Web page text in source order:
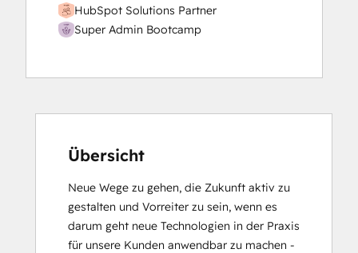
HubSpot Solutions Partner
Super Admin Bootcamp
Übersicht
Neue Wege zu gehen, die Zukunft aktiv zu
gestalten und Vorreiter zu sein, wenn es
darum geht neue Technologien in der Praxis
für unsere Kunden anwendbar zu machen -